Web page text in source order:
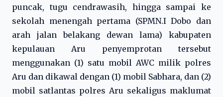
puncak, tugu cendrawasih, hingga sampai ke
sekolah menengah pertama (SPMN.I Dobo dan
arah jalan belakang dewan lama) kabupaten
kepulauan Aru penyemprotan tersebut
menggunakan (1) satu mobil AWC milik polres
Aru dan dikawal dengan (1) mobil Sabhara, dan (2)
mobil satlantas polres Aru sekaligus maklumat